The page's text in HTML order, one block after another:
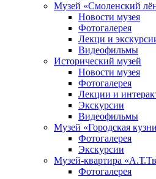
Музей «Смоленский
Новости музея
Фотогалерея
Лекци и
Видеофильмы
Исторический музей
Новости музея
Фотогалерея
Лекции и
Экскурсии
Видеофильмы
Музей «Городская
Фотогалерея
Экскурсии
Музей-квартира
Фотогалерея